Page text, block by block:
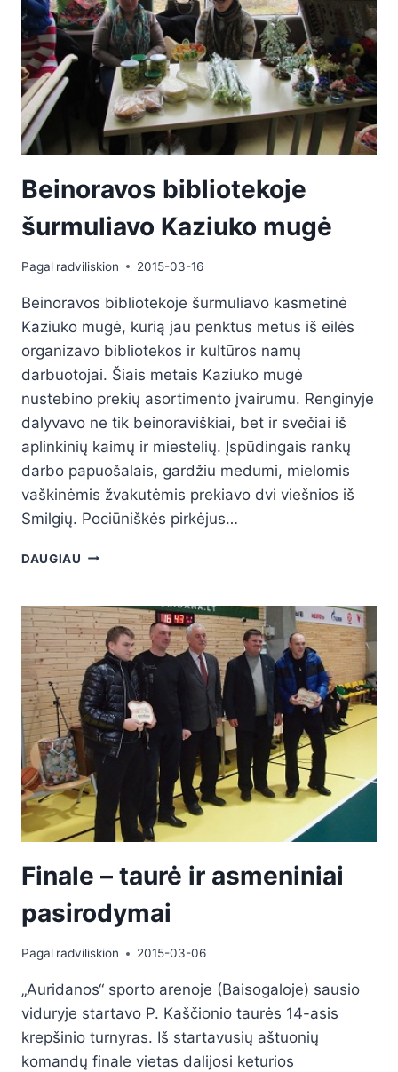
Beinoravos bibliotekoje
šurmuliavo Kaziuko mugė
Pagal radviliskion 2015-03-16
Beinoravos bibliotekoje šurmuliavo kasmetinė
Kaziuko mugė, kurią jau penktus metus iš eilės
organizavo bibliotekos ir kultūros namų
darbuotojai. Šiais metais Kaziuko mugė
nustebino prekių asortimento įvairumu. Renginyje
dalyvavo ne tik beinoraviškiai, bet ir svečiai iš
aplinkinių kaimų ir miestelių. Įspūdingais rankų
darbo papuošalais, gardžiu medumi, mielomis
vaškinėmis žvakutėmis prekiavo dvi viešnios iš
Smilgių. Pociūniškės pirkėjus…
DAUGIAU
Finale – taurė ir asmeniniai
pasirodymai
Pagal radviliskion 2015-03-06
„Auridanos“ sporto arenoje (Baisogaloje) sausio
viduryje startavo P. Kaščionio taurės 14-asis
krepšinio turnyras. Iš startavusių aštuonių
komandų finale vietas dalijosi keturios